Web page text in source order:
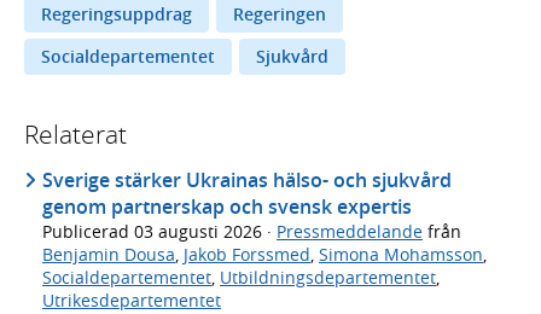
Regeringsuppdrag
Regeringen
Socialdepartementet
Sjukvård
Relaterat
Sverige stärker Ukrainas hälso- och sjukvård
genom partnerskap och svensk expertis
Publicerad 03 augusti 2026 · Pressmeddelande från
Benjamin Dousa, Jakob Forssmed, Simona Mohamsson,
Socialdepartementet, Utbildningsdepartementet,
Utrikesdepartementet